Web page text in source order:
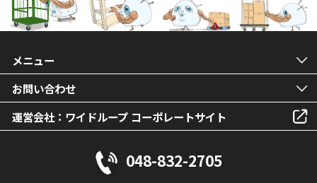
メニュー
お問い合わせ
運営会社：ワイドループ コーポレートサイト
048-832-2705